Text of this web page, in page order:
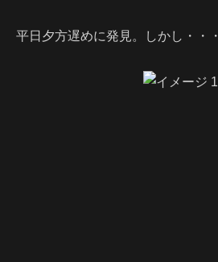
平日夕方遅めに発見。しかし・・・